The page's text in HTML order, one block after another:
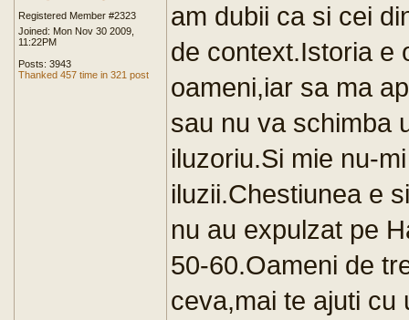
Registered Member #2323
Joined: Mon Nov 30 2009,
11:22PM
Posts: 3943
Thanked 457 time in 321 post
am dubii ca si cei
de context.Istoria e
oameni,iar sa ma
sau nu va schimba
iluzoriu.Si mie nu-
iluzii.Chestiunea e
nu au expulzat pe
50-60.Oameni de
ceva,mai te ajuti cu